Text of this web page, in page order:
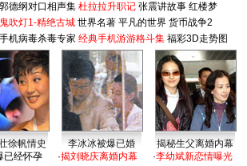
郭德纲对口相声集 杜拉拉升职记 张震讲故事 红楼梦
鬼吹灯1-精绝古城 世界名著 平凡的世界 货币战争2
手机病毒杀毒专家 经典手机游游格斗集 福彩3D走势图
徐帆情史 李冰冰被爆已婚
揭秘生父离婚内幕
已经怀孕
·揭刘晓庆离婚内幕
·李幼斌新恋情曝光